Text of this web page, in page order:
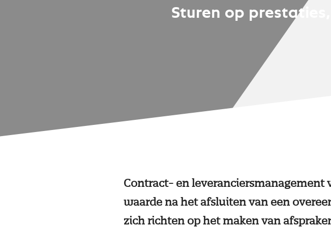
Sturen op
Contract- en leveranciersmanagement
waarde na het afsluiten van een
zich richten op het maken van